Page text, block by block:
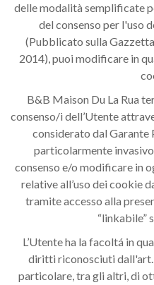
delle modalità semplificate
del consenso per l'uso
(Pubblicato sulla
2014), puoi modificare in
B&B Maison Du La Rua
consenso/i dell’Utente
considerato dal Garante
particolarmente
consenso e/o modificare in
relative all’uso dei cookie
tramite accesso alla
“linkabile”
L’Utente ha la facoltá in
diritti riconosciuti dall'art.
particolare, tra gli altri, di